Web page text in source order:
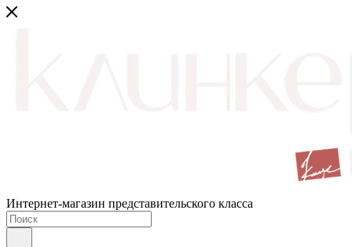
Интернет-магазин представительского класса